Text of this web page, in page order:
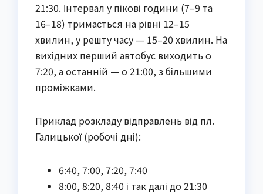
21:30. Інтервал у пікові години (7–9 та
16–18) тримається на рівні 12–15
хвилин, у решту часу — 15–20 хвилин. На
вихідних перший автобус виходить о
7:20, а останній — о 21:00, з більшими
проміжками.
Приклад розкладу відправлень від пл.
Галицької (робочі дні):
6:40, 7:00, 7:20, 7:40
8:00, 8:20, 8:40 і так далі до 21:30